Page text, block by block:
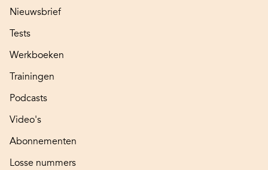
Nieuwsbrief
Tests
Werkboeken
Trainingen
Podcasts
Video's
Abonnementen
Losse nummers